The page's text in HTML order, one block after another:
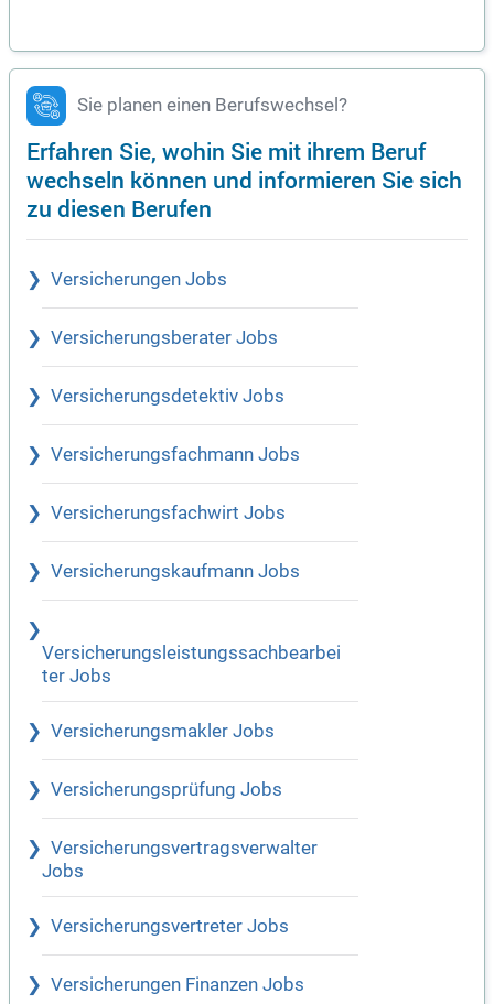
Sie planen einen Berufswechsel?
Erfahren Sie, wohin Sie mit ihrem Beruf
wechseln können und informieren Sie sich
zu diesen Berufen
Versicherungen Jobs
Versicherungsberater Jobs
Versicherungsdetektiv Jobs
Versicherungsfachmann Jobs
Versicherungsfachwirt Jobs
Versicherungskaufmann Jobs
Versicherungsleistungssachbearbei
ter Jobs
Versicherungsmakler Jobs
Versicherungsprüfung Jobs
Versicherungsvertragsverwalter
Jobs
Versicherungsvertreter Jobs
Versicherungen Finanzen Jobs